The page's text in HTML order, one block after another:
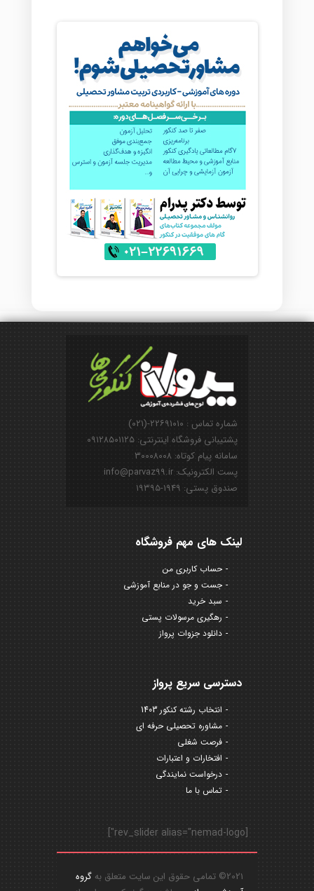
شماره تماس : ۲۲۶۹۱۰۱۰-(۰۲۱)
پشتیبانی فروشگاه اینترنتی: ۰۹۱۲۸۵۰۱۱۲۵
سامانه پیام کوتاه: ۳۰۰۰۸۰۰۸
پست الکترونیک: info@parvaz99.ir
صندوق پستی: ۱۹۴۹-۱۹۳۹۵
لینک های مهم فروشگاه
حساب کاربری من
جست و جو در منابع آموزشی
سبد خرید
رهگیری مرسولات پستی
دانلود جزوات پرواز
دسترسی سریع پرواز
انتخاب رشته کنکور 1403
مشاوره تحصیلی حرفه ای
فرصت شغلی
افتخارات و اعتبارات
درخواست نمایندگی
تماس با ما
[rev_slider alias="nemad-logo"]
2021© تمامی حقوق این سایت متعلق به
گروه